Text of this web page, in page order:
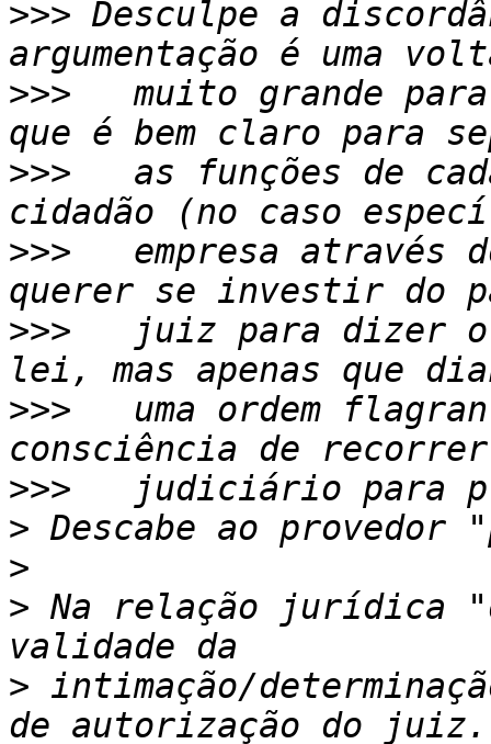
>>> Desculpe a
>>>
muito grande
>>>
as funções de
>>>
empresa através
>>>
juiz para dizer
>>>
uma ordem
>>>
>
>
> Na relação jurídica
> intimação/